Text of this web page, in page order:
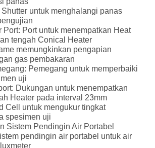
untuk menghalangi panas
Port: Port untuk menempatkan Heat
tengah Conical Heater
memungkinkan pengapian
gas pembakaran
Pemegang untuk memperbaiki
uji
Dukungan untuk menempatkan
Heater pada interval 23mm
Cell untuk mengukur tingkat
spesimen uji
Sistem Pendingin Air Portabel
pendingin air portabel untuk air